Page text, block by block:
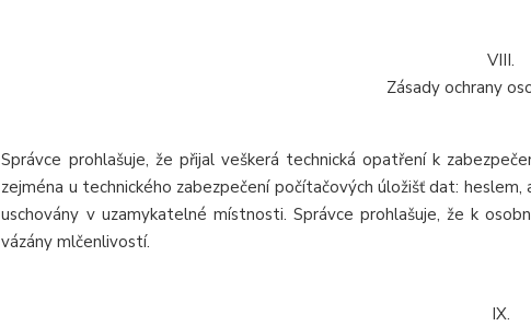
VIII.
Zásady ochrany
Správce prohlašuje, že přijal veškerá technická opatření k
zejména u technického zabezpečení počítačových úložišť dat:
uschovány v uzamykatelné místnosti. Správce prohlašuje, že k
vázány mlčenlivostí.
IX.